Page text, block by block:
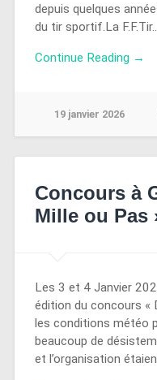
depuis quelques
du tir sportif.La
Continue Reading →
19 janvier 2026
Concours à
Mille ou Pas
Les 3 et 4 Janvier
édition du concours «
les conditions météo
beaucoup de
et l’organisation